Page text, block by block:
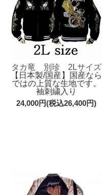
タカ竜 別珍 2Lサイズ
【日本製/国産】国産なら
ではの上質な生地です。
袖刺繍入り
24,000円(税込26,400円)